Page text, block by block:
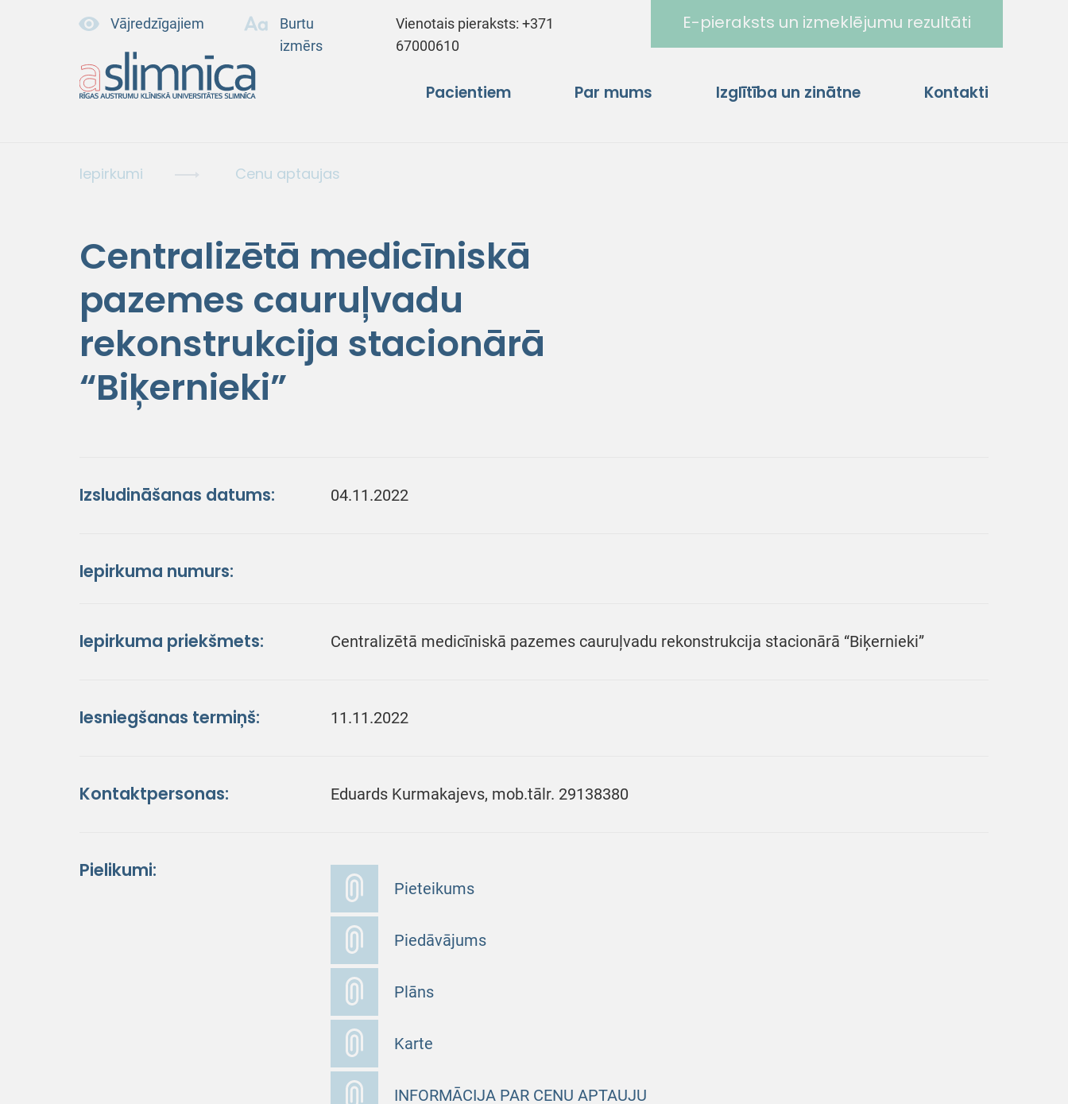
Vājredzīgajiem
Burtu
izmērs
Vienotais pieraksts:+371
67000610
E-pieraksts un izmeklējumu rezultāti
Pacientiem Par mums Izglītība un zinātne Kontakti
Iepirkumi Cenu aptaujas
Centralizētā medicīniskā
pazemes cauruļvadu
rekonstrukcija stacionārā
“Biķernieki”
Izsludināšanas datums: 04.11.2022
Iepirkuma numurs:
Iepirkuma priekšmets: Centralizētā medicīniskā pazemes cauruļvadu rekonstrukcija stacionārā “Biķernieki”
Iesniegšanas termiņš: 11.11.2022
Kontaktpersonas: Eduards Kurmakajevs, mob.tālr. 29138380
Pielikumi:
Pieteikums
Piedāvājums
Plāns
Karte
INFORMĀCIJA PAR CENU APTAUJU